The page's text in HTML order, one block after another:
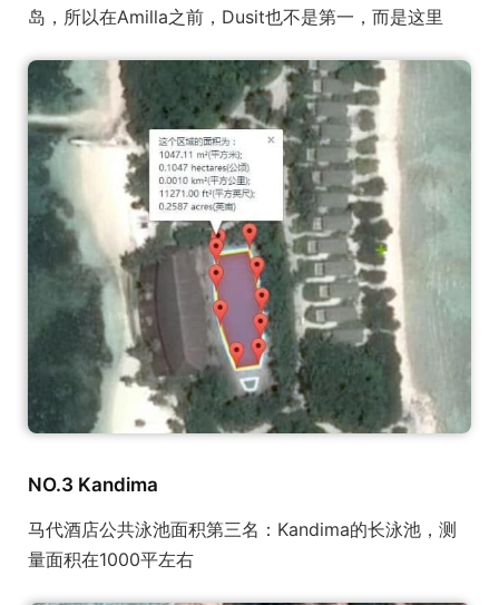
岛，所以在Amilla之前，Dusit也不是第一，而是这里
NO.3 Kandima
马代酒店公共泳池面积第三名：Kandima的长泳池，测
量面积在1000平左右